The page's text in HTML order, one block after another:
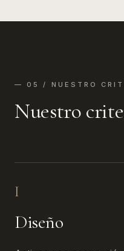
— 05 / NUESTRO
Nuestro
I
Diseño